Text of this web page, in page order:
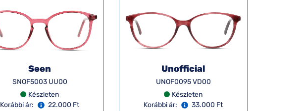
Seen
SNOF5003 UU00
Készleten
Korábbi ár:
22.000 Ft
Unofficial
UNOF0095 VD00
Készleten
Korábbi ár:
33.000 Ft